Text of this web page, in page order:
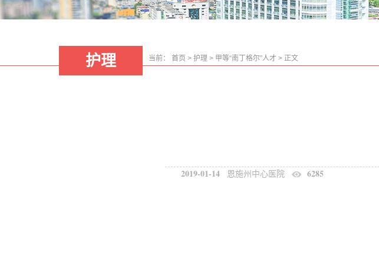
护理 当前： 首页 > 护理 > 甲等“南丁格尔”人才 > 正文
2019-01-14 恩施州中心医院 6285